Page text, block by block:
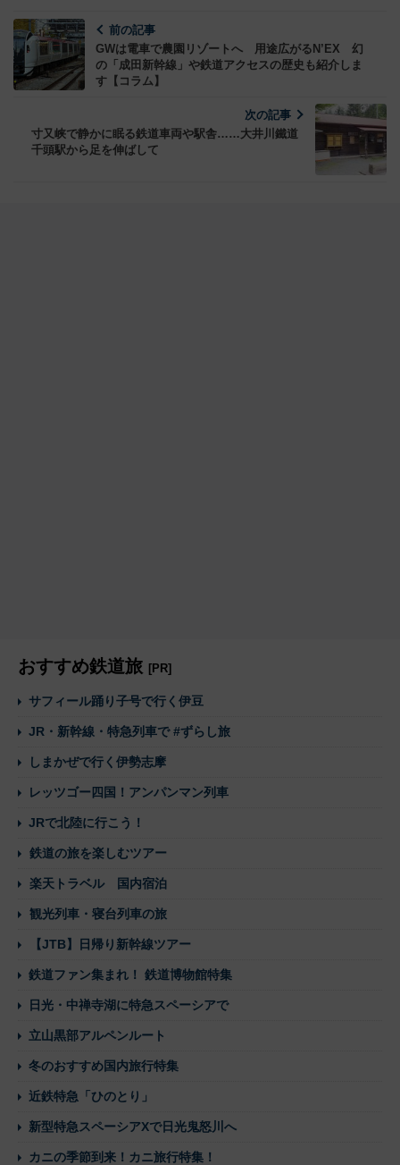
前の記事
GWは電車で農園リゾートへ 用途広がるN’EX 幻
の「成田新幹線」や鉄道アクセスの歴史も紹介しま
す【コラム】
次の記事
寸又峡で静かに眠る鉄道車両や駅舎……大井川鐵道
千頭駅から足を伸ばして
おすすめ鉄道旅 [PR]
サフィール踊り子号で行く伊豆
JR・新幹線・特急列車で #ずらし旅
しまかぜで行く伊勢志摩
レッツゴー四国！アンパンマン列車
JRで北陸に行こう！
鉄道の旅を楽しむツアー
楽天トラベル 国内宿泊
観光列車・寝台列車の旅
【JTB】日帰り新幹線ツアー
鉄道ファン集まれ！ 鉄道博物館特集
日光・中禅寺湖に特急スペーシアで
立山黒部アルペンルート
冬のおすすめ国内旅行特集
近鉄特急「ひのとり」
新型特急スペーシアXで日光鬼怒川へ
カニの季節到来！カニ旅行特集！